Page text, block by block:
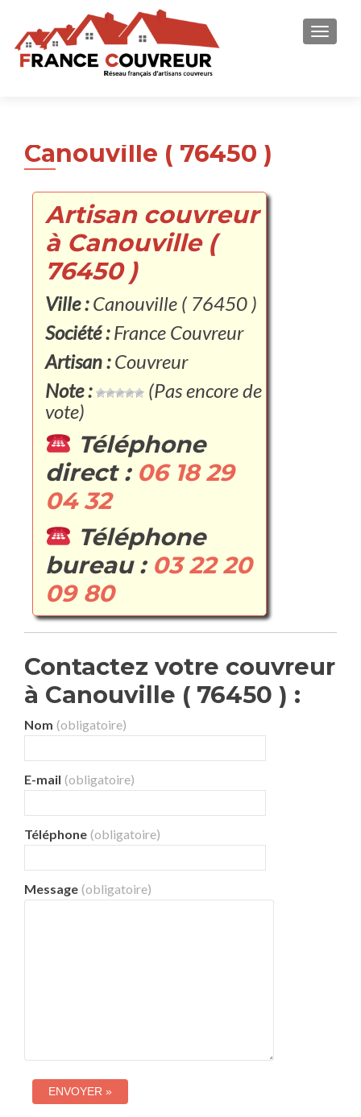
Canouville ( 76450 )
Artisan couvreur
à Canouville (
76450 )
Ville :Canouville ( 76450 )
Société :France Couvreur
Artisan :Couvreur
Note :
(Pas encore de
vote)
Téléphone
direct : 06 18 29
04 32
Téléphone
bureau : 03 22 20
09 80
Contactez votre couvreur
à Canouville ( 76450 ) :
Nom (obligatoire)
E-mail (obligatoire)
Téléphone (obligatoire)
Message (obligatoire)